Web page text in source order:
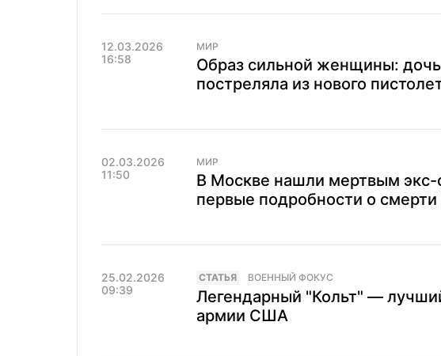
12.03.2026
16:58
МИР
Образ сильной женщины:
постреляла из нового
02.03.2026
11:50
МИР
В Москве нашли мертвым экс-
первые подробности о
25.02.2026
09:39
CТАТЬЯ ВОЕННЫЙ ФОКУС
Легендарный "Кольт" —
армии США